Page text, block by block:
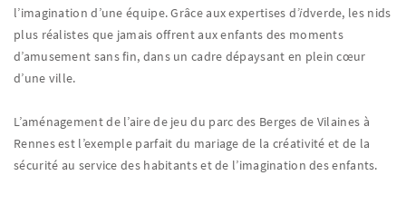
l’imagination d’une équipe. Grâce aux expertises d’idverde, les nids
plus réalistes que jamais offrent aux enfants des moments
d’amusement sans fin, dans un cadre dépaysant en plein cœur
d’une ville.
L’aménagement de l’aire de jeu du parc des Berges de Vilaines à
Rennes est l’exemple parfait du mariage de la créativité et de la
sécurité au service des habitants et de l’imagination des enfants.